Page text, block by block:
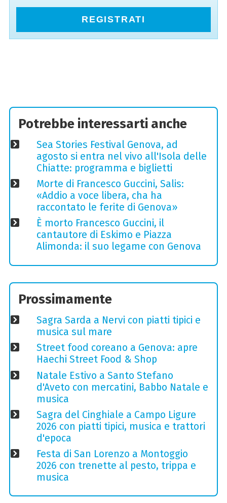
REGISTRATI
Potrebbe interessarti anche
Sea Stories Festival Genova, ad
agosto si entra nel vivo all'Isola delle
Chiatte: programma e biglietti
Morte di Francesco Guccini, Salis:
«Addio a voce libera, cha ha
raccontato le ferite di Genova»
È morto Francesco Guccini, il
cantautore di Eskimo e Piazza
Alimonda: il suo legame con Genova
Prossimamente
Sagra Sarda a Nervi con piatti tipici e
musica sul mare
Street food coreano a Genova: apre
Haechi Street Food & Shop
Natale Estivo a Santo Stefano
d'Aveto con mercatini, Babbo Natale e
musica
Sagra del Cinghiale a Campo Ligure
2026 con piatti tipici, musica e trattori
d'epoca
Festa di San Lorenzo a Montoggio
2026 con trenette al pesto, trippa e
musica